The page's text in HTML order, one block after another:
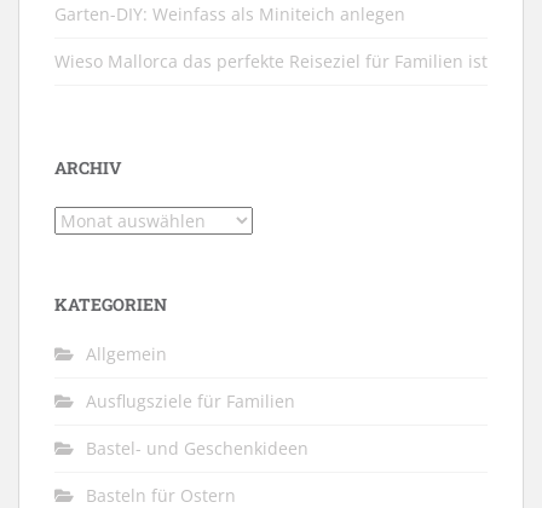
Garten-DIY: Weinfass als Miniteich anlegen
Wieso Mallorca das perfekte Reiseziel für Familien ist
ARCHIV
Archiv
KATEGORIEN
Allgemein
Ausflugsziele für Familien
Bastel- und Geschenkideen
Basteln für Ostern